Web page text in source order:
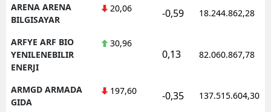
ARENA ARENA
BILGISAYAR
20,06 -0,59 18.244.862,28
ARFYE ARF BIO
YENILENEBILIR
ENERJI
30,96
0,13 82.060.867,78
ARMGD ARMADA
GIDA
197,60 -0,35 137.515.604,30